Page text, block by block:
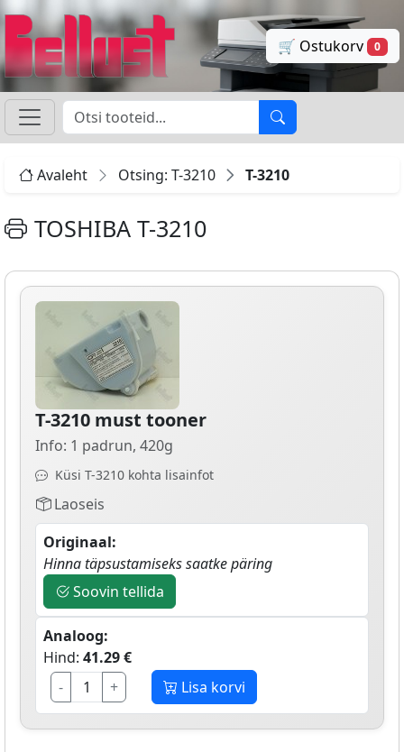
🛒 Ostukorv 0
Avaleht Otsing: T-3210 T-3210
TOSHIBA T-3210
T-3210 must tooner
Info: 1 padrun, 420g
Küsi T-3210 kohta lisainfot
Laoseis
Originaal:
Hinna täpsustamiseks saatke päring
Soovin tellida
Analoog:
Hind: 41.29 €
-
+ Lisa korvi